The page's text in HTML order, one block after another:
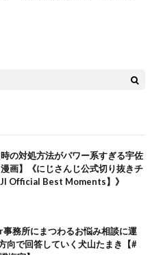
の対処方法がパワー系すぎる宇佐
画】《にじさんじ公式切り抜きチ
Official Best Moments】》
事務所にまつわるお悩み相談に運
向で回答していく犬山たまき【#